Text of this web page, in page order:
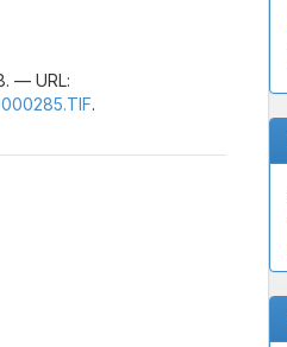
— URL:
.